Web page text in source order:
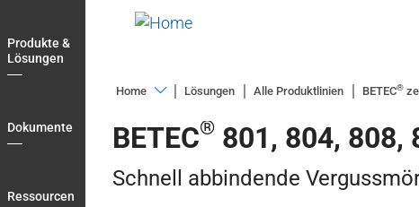
to
main
navigation
Produkte &
Lösungen
Dokumente
Ressourcen
Home
&
Lösungen Alle Produktlinien BETEC®
BETEC® 801, 804, 808,
Schnell abbindende